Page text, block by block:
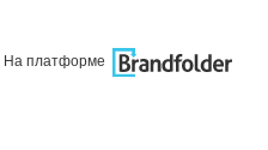
На платформе